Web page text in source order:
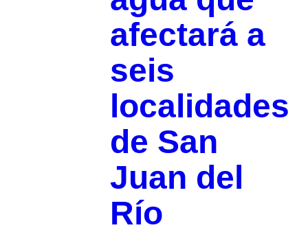
afectará a
seis
localidades
de San
Juan del
Río